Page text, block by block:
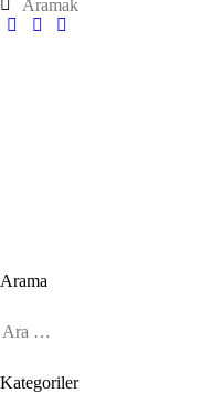
Arama
Kategoriler